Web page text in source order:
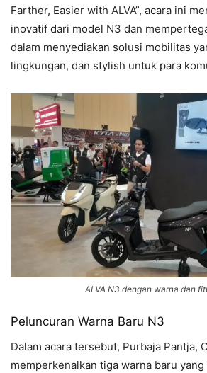
Farther, Easier with ALVA”, acara ini
inovatif dari model N3 dan
dalam menyediakan solusi mobilitas
lingkungan, dan stylish untuk para
ALVA N3 dengan warna dan
Peluncuran Warna Baru N3
Dalam acara tersebut, Purbaja Pantja,
memperkenalkan tiga warna baru